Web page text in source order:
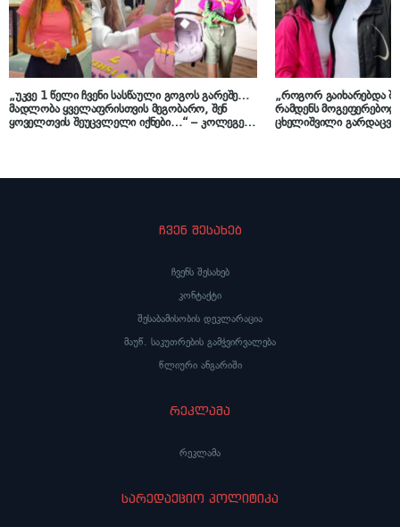
„უკვე 1 წელი ჩვენი სასწაული გოგოს გარეშე…
მადლობა ყველაფრისთვის მეგობარო, შენ
ყოველთვის შეუცვლელი იქნები…“ – კოლეგები
„როგორ გაიხარებდა
რამდენს
ცხელიშვილი
ჩვენ შესახებ
ჩვენს შესახებ
კონტაქტი
შესაბამისობის დეკლარაცია
მაუწ. საკუთრების გამჭვირვალება
წლიური ანგარიში
რეკლამა
რეკლამა
სარედაქციო პოლიტიკა